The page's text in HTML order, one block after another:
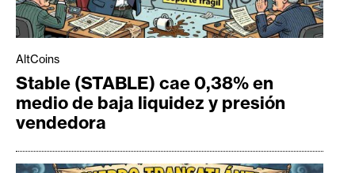
AltCoins
Stable (STABLE) cae 0,38% en
medio de baja liquidez y presión
vendedora